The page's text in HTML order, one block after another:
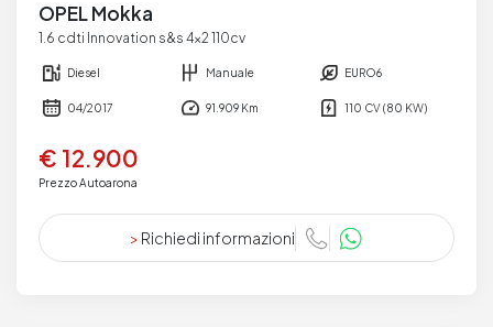
OPEL Mokka
1.6 cdti Innovation s&s 4x2 110cv
Diesel Manuale EURO6
04/2017 91.909 Km 110 CV (80 KW)
€ 12.900
Prezzo Autoarona
> Richiedi informazioni